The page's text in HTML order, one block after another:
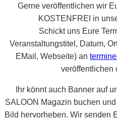
Gerne veröffentlichen wir
KOSTENFREI in
Schickt uns Eure
Veranstaltungstitel, Datum,
EMail, Webseite) an
veröffentlichen
Ihr könnt auch Banner auf
SALOON Magazin buchen
Bild hervorheben. Wir senden